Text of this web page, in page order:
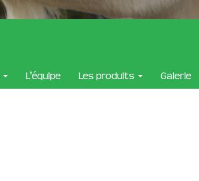
L’équipe Les produits Galerie